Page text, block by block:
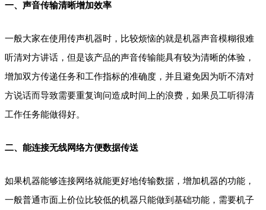
一、声音传输清晰增加效率
一般大家在使用传声机器时，比较烦恼的就是机器声音模糊很难
听清对方讲话，但是该产品的声音传输能具有较为清晰的体验，
增加双方传递任务和工作指标的准确度，并且避免因为听不清对
方说话而导致需要重复询问造成时间上的浪费，如果员工听得清
工作任务能做得好。
二、能连接无线网络方便数据传送
如果机器能够连接网络就能更好地传输数据，增加机器的功能，
一般普通市面上价位比较低的机器只能做到基础功能，需要机子